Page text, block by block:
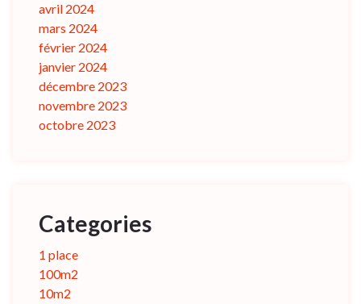
avril 2024
mars 2024
février 2024
janvier 2024
décembre 2023
novembre 2023
octobre 2023
Categories
1 place
100m2
10m2